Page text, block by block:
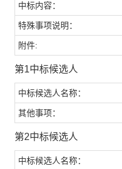
中标内容：
特殊事项说明：
附件:
第1中标候选人
中标候选人名称：
其他事项：
第2中标候选人
中标候选人名称：